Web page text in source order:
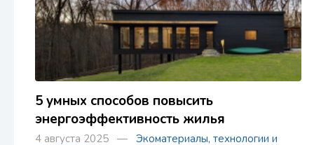
5 умных способов повысить
энергоэффективность жилья
4 августа 2025 — Экоматериалы, технологии и